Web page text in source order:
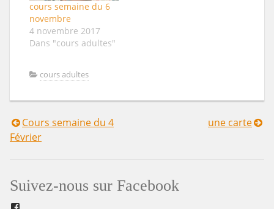
cours semaine du 6
novembre
4 novembre 2017
Dans "cours adultes"
cours adultes
Navigation
l’article
Cours semaine du 4
Février
une carte
Suivez-nous sur Facebook